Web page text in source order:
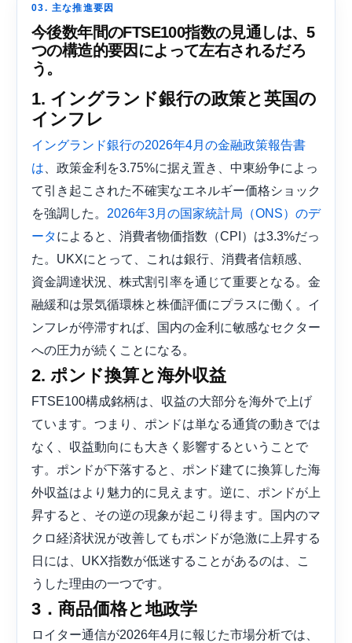
03. 主な推進要因
今後数年間のFTSE100指数の見通しは、5
つの構造的要因によって左右されるだろ
う。
1. イングランド銀行の政策と英国の
インフレ
イングランド銀行の2026年4月の金融政策報告書
は 、政策金利を3.75%に据え置き、中東紛​​争によっ
て引き起こされた不確実なエネルギー価格ショック
を強調した。 2026年3月の国家統計局（ONS）のデ
ータによると、消費者物価指数（CPI）は3.3%だっ
た。UKXにとって、これは銀行、消費者信頼感、
資金調達状況、株式割引率を通じて重要となる。金
融緩和は景気循環株と株価評価にプラスに働く。イ
ンフレが停滞すれば、国内の金利に敏感なセクター
への圧力が続くことになる。
2. ポンド換算と海外収益
FTSE100構成銘柄は、収益の大部分を海外で上げ
ています。つまり、ポンドは単なる通貨の動きでは
なく、収益動向にも大きく影響するということで
す。ポンドが下落すると、ポンド建てに換算した海
外収益はより魅力的に見えます。逆に、ポンドが上
昇すると、その逆の現象が起こり得ます。国内のマ
クロ経済状況が改善してもポンドが急激に上昇する
日には、UKX指数が低迷することがあるのは、こ
うした理由の一つです。
3．商品価格と地政学
ロイター通信が2026年4月に報じた市場分析では、